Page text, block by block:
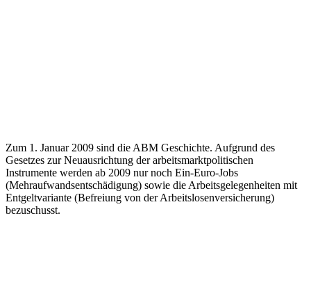
Zum 1. Januar 2009 sind die ABM Geschichte. Aufgrund des
Gesetzes zur Neuausrichtung der arbeitsmarktpolitischen
Instrumente werden ab 2009 nur noch Ein-Euro-Jobs
(Mehraufwandsentschädigung) sowie die Arbeitsgelegenheiten mit
Entgeltvariante (Befreiung von der Arbeitslosenversicherung)
bezuschusst.